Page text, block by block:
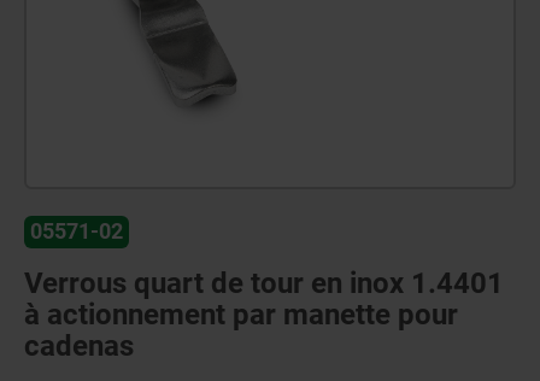
05571-02
Verrous quart de tour en inox 1.4401
à actionnement par manette pour
cadenas